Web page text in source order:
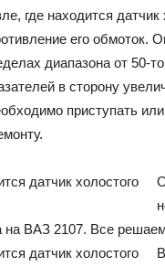
где находится датчик
его обмоток.
диапазона от 50-
в сторону
приступать или
на ВАЗ 2107. Все